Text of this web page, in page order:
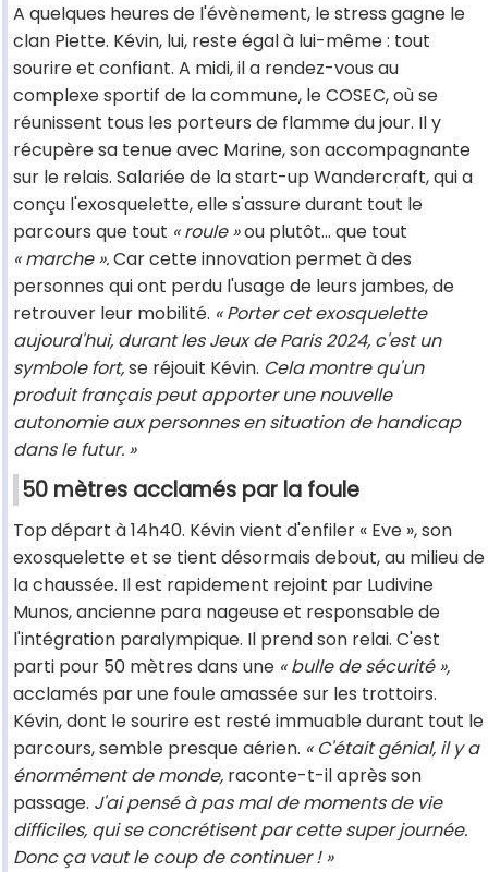
A quelques heures de l'évènement, le stress gagne le
clan Piette. Kévin, lui, reste égal à lui-même : tout
sourire et confiant. A midi, il a rendez-vous au
complexe sportif de la commune, le COSEC, où se
réunissent tous les porteurs de flamme du jour. Il y
récupère sa tenue avec Marine, son accompagnante
sur le relais. Salariée de la start-up Wandercraft, qui a
conçu l'exosquelette, elle s'assure durant tout le
parcours que tout « roule »ou plutôt… que tout
« marche ».Car cette innovation permet à des
personnes qui ont perdu l'usage de leurs jambes, de
retrouver leur mobilité. « Porter cet exosquelette
aujourd'hui, durant les Jeux de Paris 2024, c'est un
symbole fort,se réjouit Kévin. Cela montre qu'un
produit français peut apporter une nouvelle
autonomie aux personnes en situation de handicap
dans le futur. »
50 mètres acclamés par la foule
Top départ à 14h40. Kévin vient d'enfiler « Eve », son
exosquelette et se tient désormais debout, au milieu de
la chaussée. Il est rapidement rejoint par Ludivine
Munos, ancienne para nageuse et responsable de
l'intégration paralympique. Il prend son relai. C'est
parti pour 50 mètres dans une « bulle de sécurité »,
acclamés par une foule amassée sur les trottoirs.
Kévin, dont le sourire est resté immuable durant tout le
parcours, semble presque aérien. « C'était génial, il y a
énormément de monde, raconte-t-il après son
passage. J'ai pensé à pas mal de moments de vie
difficiles, qui se concrétisent par cette super journée.
Donc ça vaut le coup de continuer ! »